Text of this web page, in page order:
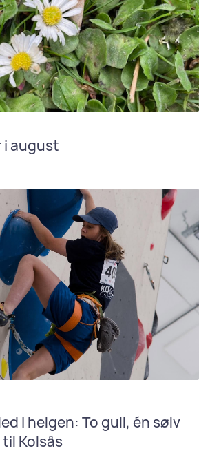
august
I helgen: To gull, én sølv
Kolsås